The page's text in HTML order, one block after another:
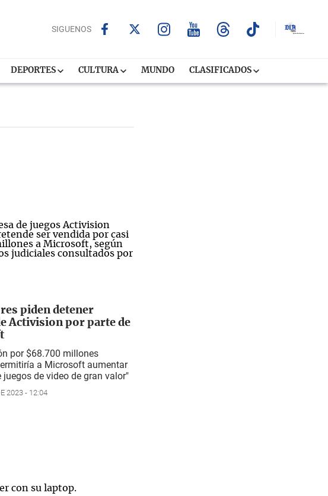
SIGUENOS
DEPORTES CULTURA MUNDO CLASIFICADOS
piden detener
Activision por parte de
por $68.700 millones
a Microsoft aumentar
juegos de video de gran valor"
2023 - 12:04